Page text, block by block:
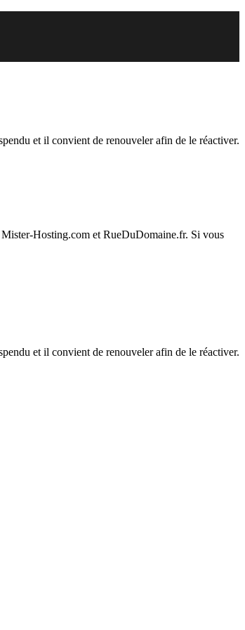
et il convient de renouveler afin de le réactiver.
Hosting.com et RueDuDomaine.fr. Si vous
et il convient de renouveler afin de le réactiver.